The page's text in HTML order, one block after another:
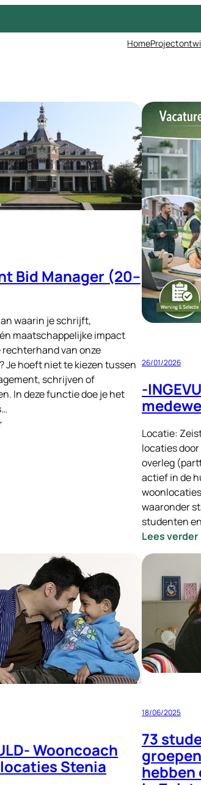
Home
Bid Manager (20–
waarin je schrijft,
maatschappelijke impact
rechterhand van onze
Je hoeft niet te kiezen tussen
schrijven of
In deze functie doe je het
:
26/01/2026
-
Locatie:
locaties
overleg
actief in de
waaronder
studenten
Lees verder:
-
Wooncoach
Stenia
18/06/2025
73
hebben